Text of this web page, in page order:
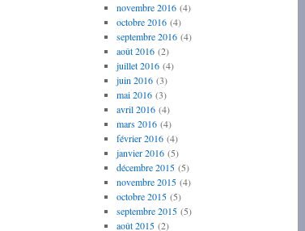
novembre 2016(4)
octobre 2016(4)
septembre 2016(4)
août 2016(2)
juillet 2016(4)
juin 2016(3)
mai 2016(3)
avril 2016(4)
mars 2016(4)
février 2016(4)
janvier 2016(5)
décembre 2015(5)
novembre 2015(4)
octobre 2015(5)
septembre 2015(5)
août 2015(2)